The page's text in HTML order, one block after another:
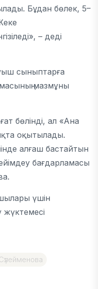
Бұдан бөлек, 5–
– деді
сыныптарға
мазмұны
бөлінді, ал «Ана
оқытылады.
алғаш бастайтын
бағдарламасы
үшін
жүктемесі